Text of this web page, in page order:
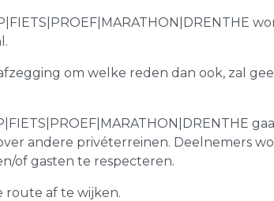
om welke reden dan ook, zal
andere privéterreinen. Deelnemers
of gasten te respecteren.
route af te wijken.